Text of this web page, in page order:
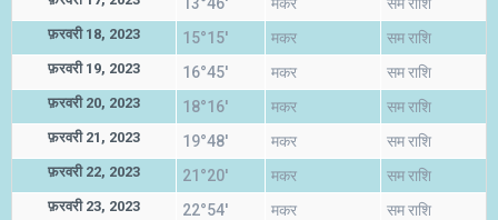
फ़रवरी 18, 2023 15°15' मकर सम राशि
फ़रवरी 19, 2023 16°45' मकर सम राशि
फ़रवरी 20, 2023 18°16' मकर सम राशि
फ़रवरी 21, 2023 19°48' मकर सम राशि
फ़रवरी 22, 2023 21°20' मकर सम राशि
फ़रवरी 23, 2023 22°54' मकर सम राशि